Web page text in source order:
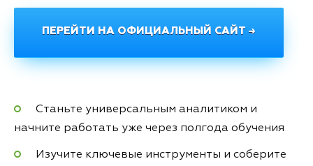
ПЕРЕЙТИ НА ОФИЦИАЛЬНЫЙ САЙТ →
Станьте универсальным аналитиком и
начните работать уже через полгода обучения
Изучите ключевые инструменты и соберите